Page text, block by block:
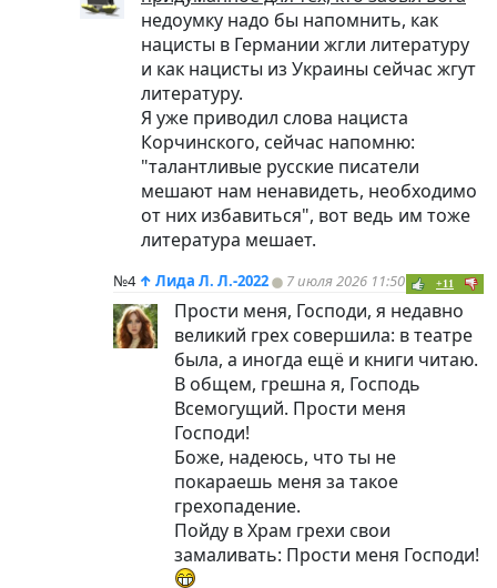
недоумку надо бы напомнить, как
нацисты в Германии жгли литературу
и как нацисты из Украины сейчас жгут
литературу.
Я уже приводил слова нациста
Корчинского, сейчас напомню:
"талантливые русские писатели
мешают нам ненавидеть, необходимо
от них избавиться", вот ведь им тоже
литература мешает.
№4 ↑ Лида Л. Л.-2022 7 июля 2026 11:50 +11
Прости меня, Господи, я недавно
великий грех совершила: в театре
была, а иногда ещё и книги читаю.
В общем, грешна я, Господь
Всемогущий. Прости меня
Господи!
Боже, надеюсь, что ты не
покараешь меня за такое
грехопадение.
Пойду в Храм грехи свои
замаливать: Прости меня Господи!